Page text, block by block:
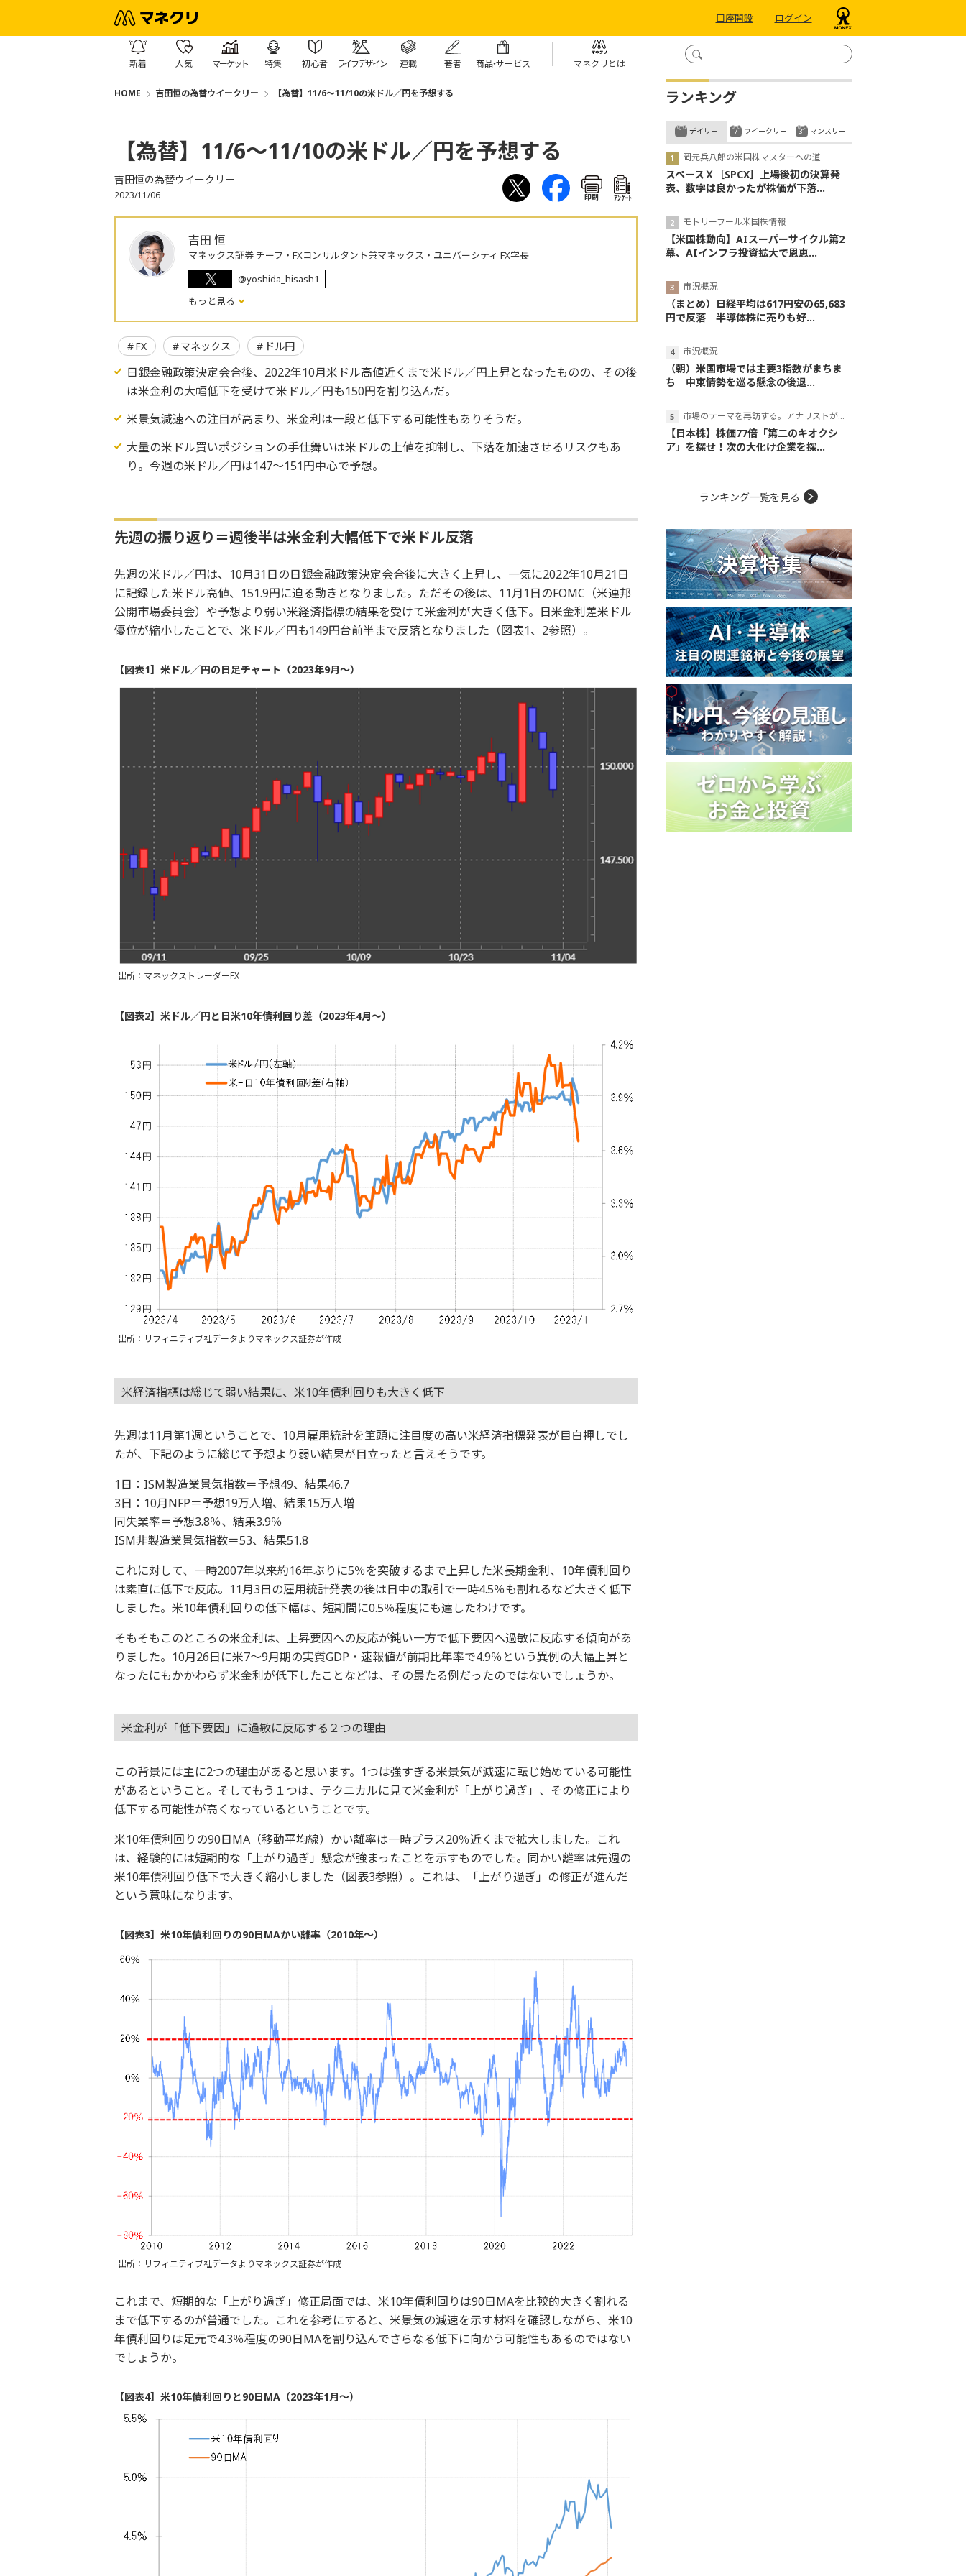
口座開設 ログイン
新着 人気 マーケット 特集 初心者 ライフデザイン 連載 著者 商品・サービス マネクリとは
HOME 吉田恒の為替ウイークリー 【為替】11/6～11/10の米ドル／円を予想する
【為替】11/6～11/10の米ドル／円を予想する
吉田恒の為替ウイークリー
2023/11/06 印刷 ｱﾝｹｰﾄ
吉田 恒
マネックス証券 チーフ・FXコンサルタント兼マネックス・ユニバーシティ FX学長
@yoshida_hisash1
もっと見る
FX マネックス ドル円
日銀金融政策決定会合後、2022年10月米ドル高値近くまで米ドル／円上昇となったものの、その後
は米金利の大幅低下を受けて米ドル／円も150円を割り込んだ。
米景気減速への注目が高まり、米金利は一段と低下する可能性もありそうだ。
大量の米ドル買いポジションの手仕舞いは米ドルの上値を抑制し、下落を加速させるリスクもあ
り。今週の米ドル／円は147～151円中心で予想。
先週の振り返り＝週後半は米金利大幅低下で米ドル反落
先週の米ドル／円は、10月31日の日銀金融政策決定会合後に大きく上昇し、一気に2022年10月21日
に記録した米ドル高値、151.9円に迫る動きとなりました。ただその後は、11月1日のFOMC（米連邦
公開市場委員会）や予想より弱い米経済指標の結果を受けて米金利が大きく低下。日米金利差米ドル
優位が縮小したことで、米ドル／円も149円台前半まで反落となりました（図表1、2参照）。
【図表1】米ドル／円の日足チャート（2023年9月～）
出所：マネックストレーダーFX
【図表2】米ドル／円と日米10年債利回り差（2023年4月～）
出所：リフィニティブ社データよりマネックス証券が作成
米経済指標は総じて弱い結果に、米10年債利回りも大きく低下
先週は11月第1週ということで、10月雇用統計を筆頭に注目度の高い米経済指標発表が目白押しでし
たが、下記のように総じて予想より弱い結果が目立ったと言えそうです。
1日：ISM製造業景気指数＝予想49、結果46.7
3日：10月NFP＝予想19万人増、結果15万人増
同失業率＝予想3.8％、結果3.9％
ISM非製造業景気指数＝53、結果51.8
これに対して、一時2007年以来約16年ぶりに5％を突破するまで上昇した米長期金利、10年債利回り
は素直に低下で反応。11月3日の雇用統計発表の後は日中の取引で一時4.5％も割れるなど大きく低下
しました。米10年債利回りの低下幅は、短期間に0.5％程度にも達したわけです。
そもそもこのところの米金利は、上昇要因への反応が鈍い一方で低下要因へ過敏に反応する傾向があ
りました。10月26日に米7～9月期の実質GDP・速報値が前期比年率で4.9％という異例の大幅上昇と
なったにもかかわらず米金利が低下したことなどは、その最たる例だったのではないでしょうか。
米金利が「低下要因」に過敏に反応する２つの理由
この背景には主に2つの理由があると思います。1つは強すぎる米景気が減速に転じ始めている可能性
があるということ。そしてもう１つは、テクニカルに見て米金利が「上がり過ぎ」、その修正により
低下する可能性が高くなっているということです。
米10年債利回りの90日MA（移動平均線）かい離率は一時プラス20％近くまで拡大しました。これ
は、経験的には短期的な「上がり過ぎ」懸念が強まったことを示すものでした。同かい離率は先週の
米10年債利回り低下で大きく縮小しました（図表3参照）。これは、「上がり過ぎ」の修正が進んだ
という意味になります。
【図表3】米10年債利回りの90日MAかい離率（2010年～）
出所：リフィニティブ社データよりマネックス証券が作成
これまで、短期的な「上がり過ぎ」修正局面では、米10年債利回りは90日MAを比較的大きく割れる
まで低下するのが普通でした。これを参考にすると、米景気の減速を示す材料を確認しながら、米10
年債利回りは足元で4.3％程度の90日MAを割り込んでさらなる低下に向かう可能性もあるのではない
でしょうか。
【図表4】米10年債利回りと90日MA（2023年1月～）
ランキング
デイリー
岡元兵八郎の米国株マスターへの道
スペースＸ［SPCX］上場後初の決算発
表、数字は良かったが株価が下落...
モトリーフール米国株情報
【米国株動向】AIスーパーサイクル第2
幕、AIインフラ投資拡大で恩恵...
市況概況
（まとめ）日経平均は617円安の65,683
円で反落 半導体株に売りも好...
市況概況
（朝）米国市場では主要3指数がまちま
ち 中東情勢を巡る懸念の後退...
市場のテーマを再訪する。アナリストが読み解くテーマの本質
【日本株】株価77倍「第二のキオクシ
ア」を探せ！次の大化け企業を探...
ウイークリー マンスリー
ランキング一覧を見る